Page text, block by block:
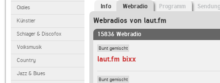
Oldies
Künstler
Schlager & Discofox
Volksmusik
Country
Jazz & Blues
Info Webradio Programm
Webradios von laut.fm
15836 Webradio
Bunt gemischt
laut.fm bixx
Bunt gemischt